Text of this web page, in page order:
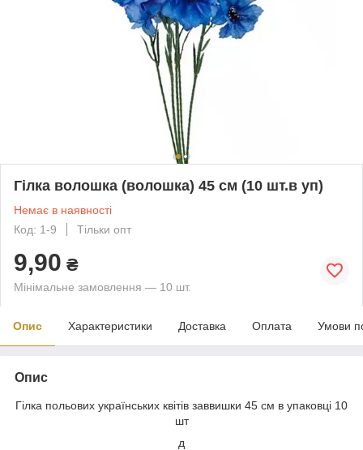
Гілка волошка (волошка) 45 см (10 шт.в уп)
Немає в наявності
Код: 1-9
Тільки опт
9,90 ₴
Мінімальне замовлення — 10 шт.
Опис Характеристики Доставка Оплата Умови
Опис
Гілка польових українських квітів заввишки 45 см в упаковці 10
шт
д